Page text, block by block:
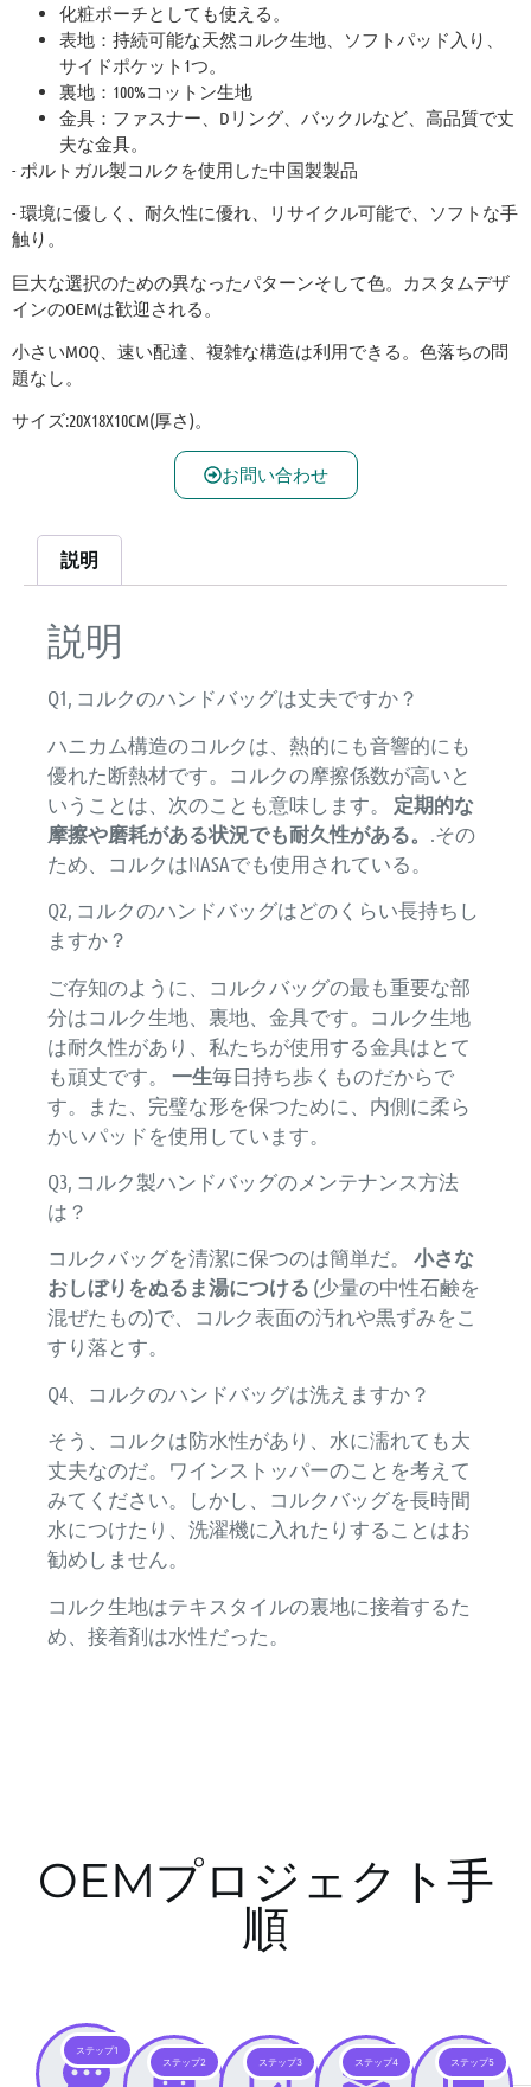
化粧ポーチとしても使える。
表地：持続可能な天然コルク生地、ソフトパッド入り、
サイドポケット1つ。
裏地：100%コットン生地
金具：ファスナー、Dリング、バックルなど、高品質で丈
夫な金具。
- ポルトガル製コルクを使用した中国製製品
- 環境に優しく、耐久性に優れ、リサイクル可能で、ソフトな手
触り。
巨大な選択のための異なったパターンそして色。カスタムデザ
インのOEMは歓迎される。
小さいMOQ、速い配達、複雑な構造は利用できる。色落ちの問
題なし。
サイズ:20X18X10CM(厚さ)。
お問い合わせ
説明
説明
Q1, コルクのハンドバッグは丈夫ですか？
ハニカム構造のコルクは、熱的にも音響的にも
優れた断熱材です。コルクの摩擦係数が高いと
いうことは、次のことも意味します。 定期的な
摩擦や磨耗がある状況でも耐久性がある。
.その
ため、コルクはNASAでも使用されている。
Q2, コルクのハンドバッグはどのくらい長持ちし
ますか？
ご存知のように、コルクバッグの最も重要な部
分はコルク生地、裏地、金具です。コルク生地
は耐久性があり、私たちが使用する金具はとて
も頑丈です。 一生毎日持ち歩くものだからで
す。また、完璧な形を保つために、内側に柔ら
かいパッドを使用しています。
Q3, コルク製ハンドバッグのメンテナンス方法
は？
コルクバッグを清潔に保つのは簡単だ。 小さな
おしぼりをぬるま湯につける (少量の中性石鹸を
混ぜたもの)で、コルク表面の汚れや黒ずみをこ
すり落とす。
Q4、コルクのハンドバッグは洗えますか？
そう、コルクは防水性があり、水に濡れても大
丈夫なのだ。ワインストッパーのことを考えて
みてください。しかし、コルクバッグを長時間
水につけたり、洗濯機に入れたりすることはお
勧めしません。
コルク生地はテキスタイルの裏地に接着するた
め、接着剤は水性だった。
OEMプロジェクト手
順
ステップ1
ステップ2
ステップ3 ステップ4 ステップ5